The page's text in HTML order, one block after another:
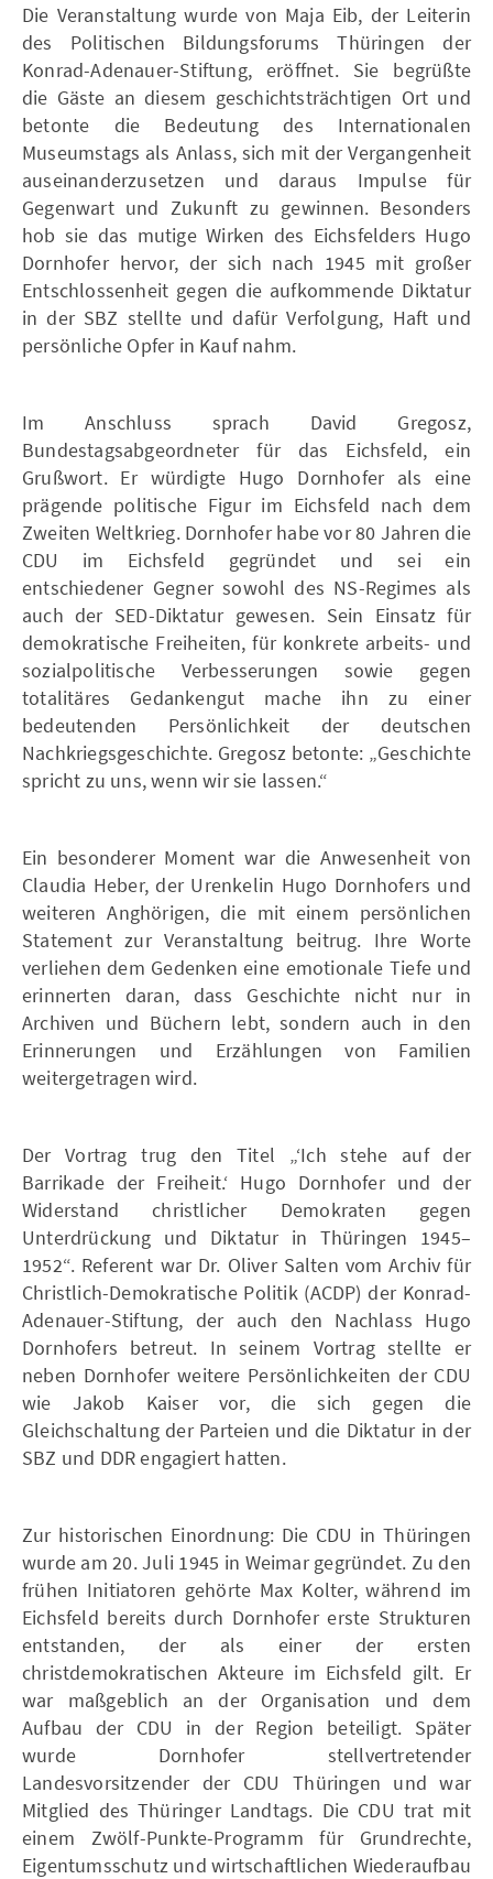
Die Veranstaltung wurde von Maja Eib, der Leiterin
des Politischen Bildungsforums Thüringen der
Konrad-Adenauer-Stiftung, eröffnet. Sie begrüßte
die Gäste an diesem geschichtsträchtigen Ort und
betonte die Bedeutung des Internationalen
Museumstags als Anlass, sich mit der Vergangenheit
auseinanderzusetzen und daraus Impulse für
Gegenwart und Zukunft zu gewinnen. Besonders
hob sie das mutige Wirken des Eichsfelders Hugo
Dornhofer hervor, der sich nach 1945 mit großer
Entschlossenheit gegen die aufkommende Diktatur
in der SBZ stellte und dafür Verfolgung, Haft und
persönliche Opfer in Kauf nahm.
Im Anschluss sprach David Gregosz,
Bundestagsabgeordneter für das Eichsfeld, ein
Grußwort. Er würdigte Hugo Dornhofer als eine
prägende politische Figur im Eichsfeld nach dem
Zweiten Weltkrieg. Dornhofer habe vor 80 Jahren die
CDU im Eichsfeld gegründet und sei ein
entschiedener Gegner sowohl des NS-Regimes als
auch der SED-Diktatur gewesen. Sein Einsatz für
demokratische Freiheiten, für konkrete arbeits- und
sozialpolitische Verbesserungen sowie gegen
totalitäres Gedankengut mache ihn zu einer
bedeutenden Persönlichkeit der deutschen
Nachkriegsgeschichte. Gregosz betonte: „Geschichte
spricht zu uns, wenn wir sie lassen.“
Ein besonderer Moment war die Anwesenheit von
Claudia Heber, der Urenkelin Hugo Dornhofers und
weiteren Anghörigen, die mit einem persönlichen
Statement zur Veranstaltung beitrug. Ihre Worte
verliehen dem Gedenken eine emotionale Tiefe und
erinnerten daran, dass Geschichte nicht nur in
Archiven und Büchern lebt, sondern auch in den
Erinnerungen und Erzählungen von Familien
weitergetragen wird.
Der Vortrag trug den Titel „‘Ich stehe auf der
Barrikade der Freiheit.‘ Hugo Dornhofer und der
Widerstand christlicher Demokraten gegen
Unterdrückung und Diktatur in Thüringen 1945–
1952“. Referent war Dr. Oliver Salten vom Archiv für
Christlich-Demokratische Politik (ACDP) der Konrad-
Adenauer-Stiftung, der auch den Nachlass Hugo
Dornhofers betreut. In seinem Vortrag stellte er
neben Dornhofer weitere Persönlichkeiten der CDU
wie Jakob Kaiser vor, die sich gegen die
Gleichschaltung der Parteien und die Diktatur in der
SBZ und DDR engagiert hatten.
Zur historischen Einordnung: Die CDU in Thüringen
wurde am 20. Juli 1945 in Weimar gegründet. Zu den
frühen Initiatoren gehörte Max Kolter, während im
Eichsfeld bereits durch Dornhofer erste Strukturen
entstanden, der als einer der ersten
christdemokratischen Akteure im Eichsfeld gilt. Er
war maßgeblich an der Organisation und dem
Aufbau der CDU in der Region beteiligt. Später
wurde Dornhofer stellvertretender
Landesvorsitzender der CDU Thüringen und war
Mitglied des Thüringer Landtags. Die CDU trat mit
einem Zwölf-Punkte-Programm für Grundrechte,
Eigentumsschutz und wirtschaftlichen Wiederaufbau